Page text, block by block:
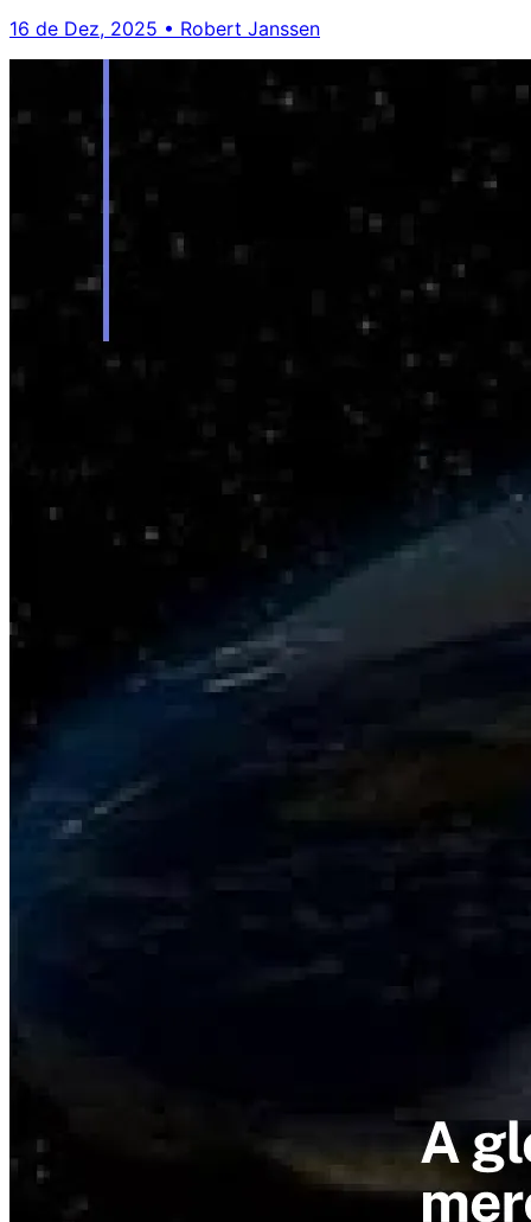
16 de Dez, 2025 • Robert Janssen